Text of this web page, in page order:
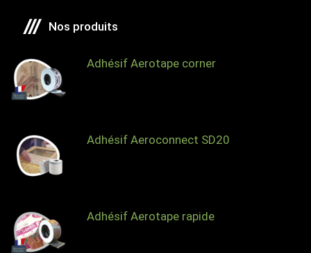
Nos produits
Adhésif Aerotape corner
Adhésif Aeroconnect SD20
Adhésif Aerotape rapide